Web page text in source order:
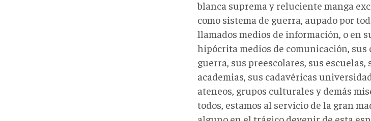
blanca suprema y reluciente manga
como sistema de guerra, aupado por
llamados medios de información, o en
hipócrita medios de comunicación,
guerra, sus preescolares, sus
academias, sus cadavéricas
ateneos, grupos culturales y demás
todos, estamos al servicio de la gran